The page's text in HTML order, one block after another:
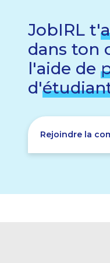
JobIRL t'
dans ton
l'aide de
d'
Rejoindre la